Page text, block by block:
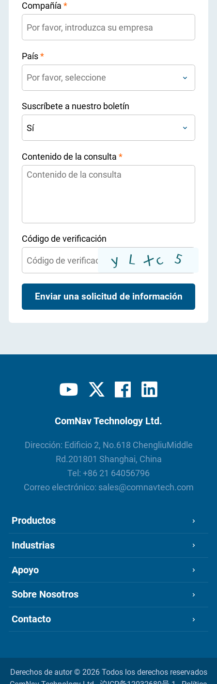
Compañía *
País*
Suscríbete a nuestro boletín
Contenido de la consulta *
Código de verificación
Enviar una solicitud de información
ComNav Technology Ltd.
Dirección: Edificio 2, No.618 ChengliuMiddle
Rd.201801 Shanghai, China
Tel: +86 21 64056796
Correo electrónico: sales@comnavtech.com
Productos
Industrias
Apoyo
Sobre Nosotros
Contacto
Derechos de autor © 2026 Todos los derechos reservados